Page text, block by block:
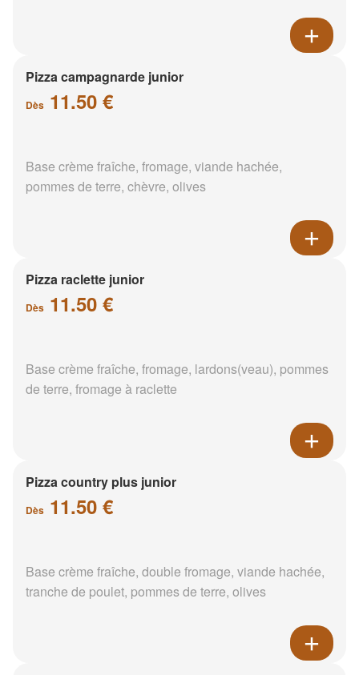
Pizza campagnarde junior
Dès 11.50 €
Base crème fraîche, fromage, viande hachée,
pommes de terre, chèvre, olives
Pizza raclette junior
Dès 11.50 €
Base crème fraîche, fromage, lardons(veau), pommes
de terre, fromage à raclette
Pizza country plus junior
Dès 11.50 €
Base crème fraîche, double fromage, viande hachée,
tranche de poulet, pommes de terre, olives